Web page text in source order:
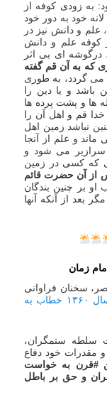
به زودی کوفه از
خود به دور خود
و دانش نیز در
کوفه علم و دانش
ای بی اثر
که به آن قم گفته
گردد، به طوری
و یا دین را
ها و پشت پرده ها
خدا قم و اهل آن را
نباشد زمین اهل
و علم از آنجا
می شود و
که کسی در زمین
از آن حضرت قائم
بر چنین بندگان
بعد از آنکه آنها
زمان
سخنان فراوانی
پیامی که به مناسبت حج سال ۱۳۶۰ خطاب به
سلطه ستمگران،
و مقدرات خود دفاع
#قرن به خواست
و حق بر باطل